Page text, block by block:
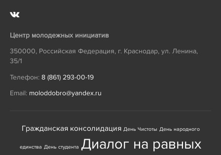
Центр молодежных инициатив
350000, Российская Федерация, г. Краснодар, ул. Ленина,
35/1
Телефон: 8 (861) 293-00-19
Email: moloddobro@yandex.ru
Гражданская консолидация День Чистоты День народного
единства День студента Диалог на равных